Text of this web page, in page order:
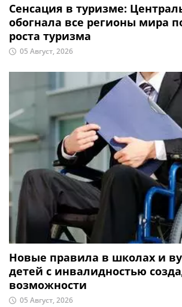
Сенсация в туризме:
обогнала все регионы мира
роста туризма
05 Август, 2026
Новые правила в школах и
детей с инвалидностью
возможности
05 Август, 2026